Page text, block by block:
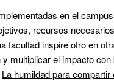
en el
recursos
facultad inspire otro en
multiplicar el impacto
La humildad para compartir